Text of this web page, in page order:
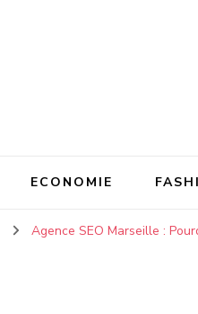
ECONOMIE
Agence SEO Marseille :